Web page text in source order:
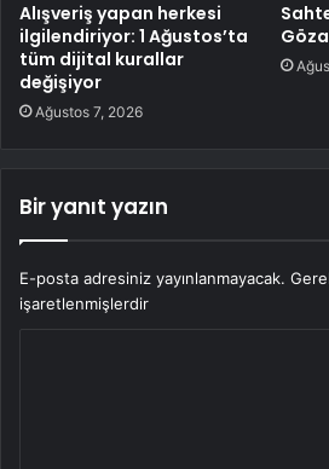
Alışveriş yapan herkesi
ilgilendiriyor: 1 Ağustos’ta
tüm dijital kurallar
değişiyor
Ağustos 7, 2026
Bir yanıt yazın
E-posta adresiniz yayınlanmayacak.
işaretlenmişlerdir